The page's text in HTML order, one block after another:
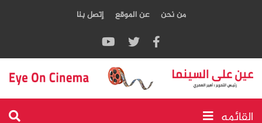
من نحن عن الموقع إتصل بنا
القائمه